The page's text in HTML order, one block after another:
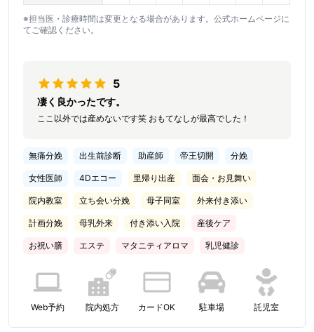
※担当医・診療時間は変更となる場合があります。公式ホームページに
てご確認ください。
5
凄く良かったです。
ここ以外では産めないです笑 おもてなしが最高でした！
無痛分娩 出生前診断 助産師 帝王切開 分娩
女性医師 4Dエコー 里帰り出産 面会・お見舞い
院内教室 立ち会い分娩 母子同室 外来付き添い
計画分娩 母乳外来 付き添い入院 産後ケア
お祝い膳 エステ マタニティアロマ 乳児健診
Web予約 院内処方 カードOK 駐車場 託児室